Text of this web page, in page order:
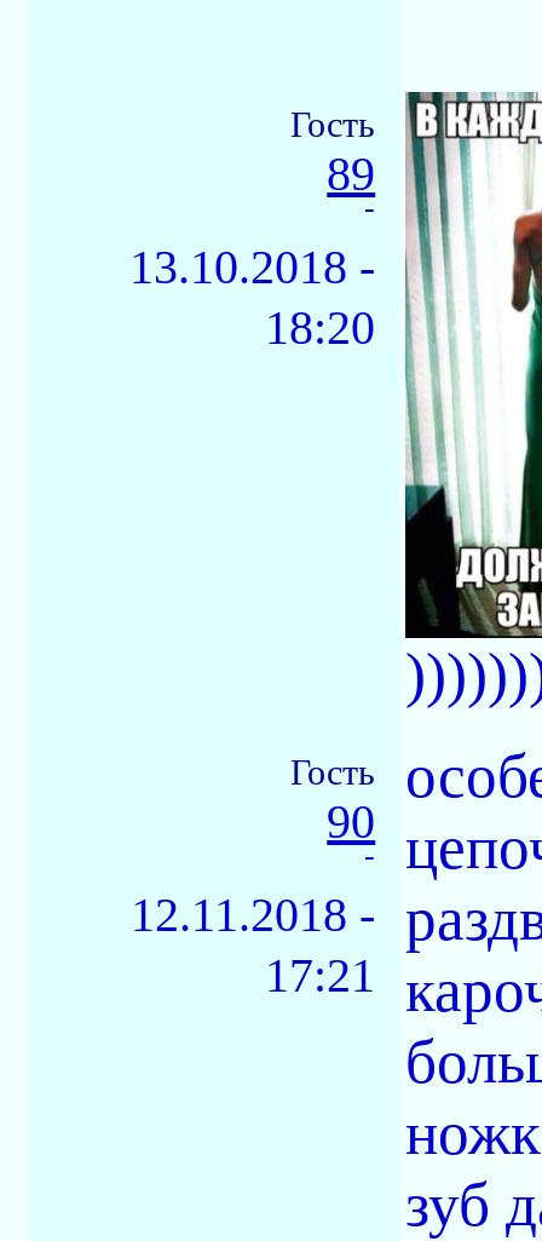
Гость
89
-
13.10.2018 -
18:20
Гость
90
-
12.11.2018 -
17:21
зуб